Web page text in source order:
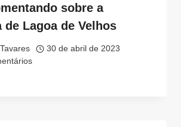
sobre a
de Lagoa de Velhos
30 de abril de 2023